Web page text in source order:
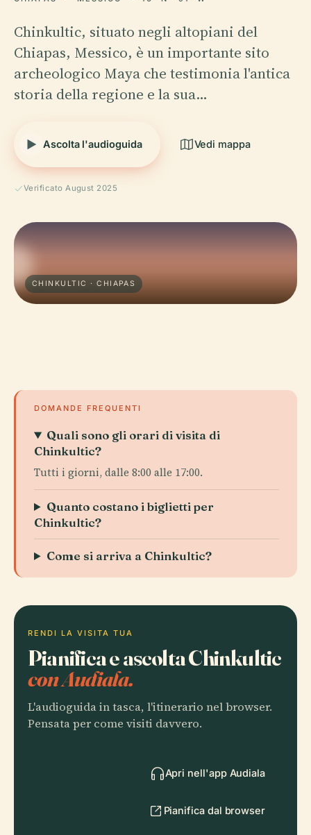
Chinkultic, situato negli altopiani del
Chiapas, Messico, è un importante sito
archeologico Maya che testimonia l'antica
storia della regione e la sua…
Ascolta l'audioguida Vedi mappa
Verificato August 2025
CHINKULTIC · CHIAPAS
DOMANDE FREQUENTI
Quali sono gli orari di visita di
Chinkultic?
Tutti i giorni, dalle 8:00 alle 17:00.
Quanto costano i biglietti per
Chinkultic?
Come si arriva a Chinkultic?
RENDI LA VISITA TUA
Pianifica e ascolta Chinkultic
con Audiala.
L'audioguida in tasca, l'itinerario nel browser.
Pensata per come visiti davvero.
Apri nell'app Audiala
Pianifica dal browser